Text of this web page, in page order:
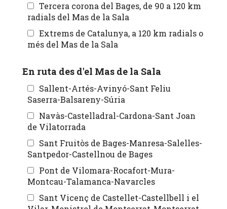
Tercera corona del Bages, de 90 a 120 km
radials del Mas de la Sala
Extrems de Catalunya, a 120 km radials o
més del Mas de la Sala
En ruta des d'el Mas de la Sala
Sallent-Artés-Avinyó-Sant Feliu
Saserra-Balsareny-Súria
Navàs-Castelladral-Cardona-Sant Joan
de Vilatorrada
Sant Fruitòs de Bages-Manresa-Salelles-
Santpedor-Castellnou de Bages
Pont de Vilomara-Rocafort-Mura-
Montcau-Talamanca-Navarcles
Sant Vicenç de Castellet-Castellbell i el